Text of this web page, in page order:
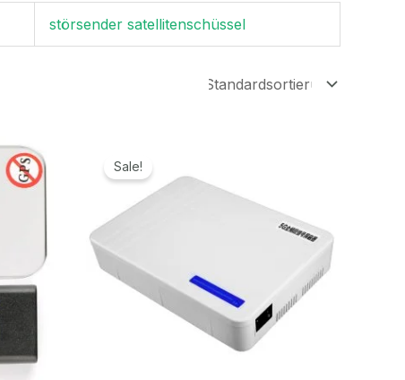
störsender satellitenschüssel
Sale!
war:
699,00€329,99€.